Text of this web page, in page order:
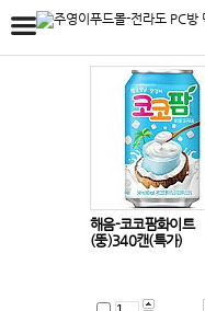
해음-코코팜화이트
(뚱)340캔(특가)